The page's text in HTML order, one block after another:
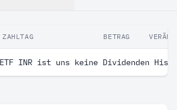
ZAHLTAG BETRAG
ETF INR ist uns keine Dividenden